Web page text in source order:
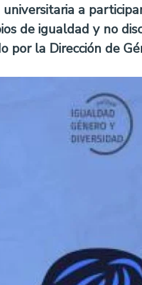
a
de igualdad y no
por la Dirección de